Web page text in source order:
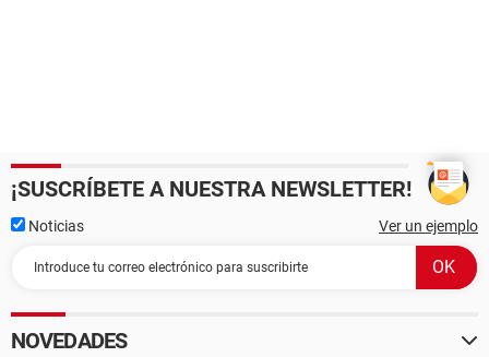
¡SUSCRÍBETE A NUESTRA NEWSLETTER!
Noticias Ver un ejemplo
NOVEDADES